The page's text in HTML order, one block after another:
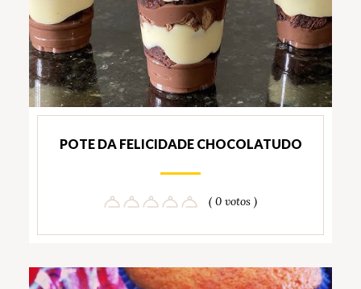
POTE DA FELICIDADE CHOCOLATUDO
( 0 votos )